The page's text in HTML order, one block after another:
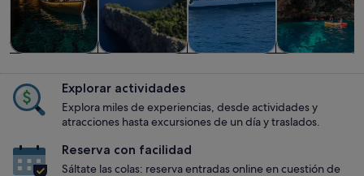
y excursiones
de un día
cultura
Explorar actividades
Explora miles de experiencias, desde actividades y
atracciones hasta excursiones de un día y traslados.
Reserva con facilidad
Sáltate las colas: reserva entradas online en cuestión de